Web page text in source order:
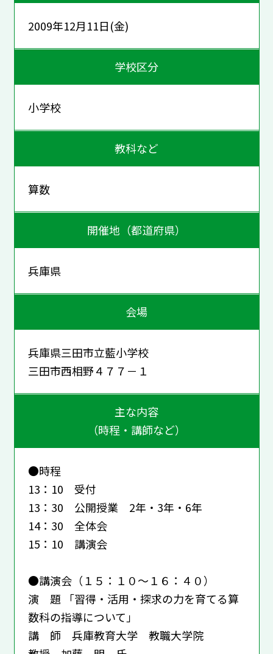
2009年12月11日(金)
学校区分
小学校
教科など
算数
開催地（都道府県）
兵庫県
会場
兵庫県三田市立藍小学校
三田市西相野４７７－１
主な内容
（時程・講師など）
●時程
13：10 受付
13：30 公開授業 2年・3年・6年
14：30 全体会
15：10 講演会
●講演会（１５：１０～１６：４０）
演 題 「習得・活用・探求の力を育てる算
数科の指導について」
講 師 兵庫教育大学 教職大学院